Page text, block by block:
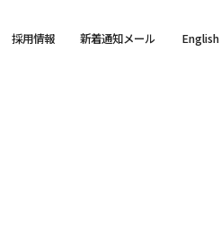
採用情報 新着通知メール English